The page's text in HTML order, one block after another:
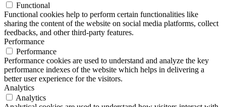
Functional
Functional cookies help to perform certain functionalities like
sharing the content of the website on social media platforms, collect
feedbacks, and other third-party features.
Performance
Performance
Performance cookies are used to understand and analyze the key
performance indexes of the website which helps in delivering a
better user experience for the visitors.
Analytics
Analytics